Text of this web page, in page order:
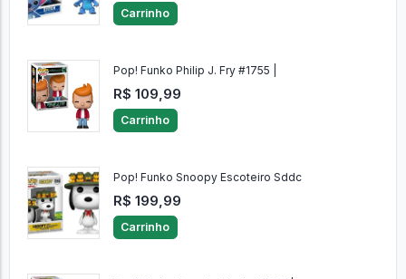
Carrinho
Pop! Funko Philip J. Fry #1755 |
R$ 109,99
Carrinho
Pop! Funko Snoopy Escoteiro Sddc
R$ 199,99
Carrinho